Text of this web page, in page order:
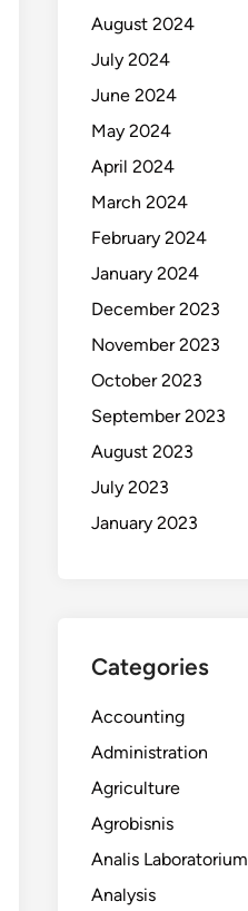
August 2024
July 2024
June 2024
May 2024
April 2024
March 2024
February 2024
January 2024
December 2023
November 2023
October 2023
September 2023
August 2023
July 2023
January 2023
Categories
Accounting
Administration
Agriculture
Agrobisnis
Analis Laboratorium
Analysis